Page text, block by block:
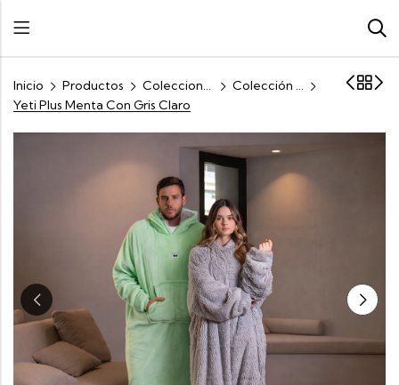
Inicio Productos Colecciones
Colección Oversized Living
Yeti Plus Menta Con Gris Claro